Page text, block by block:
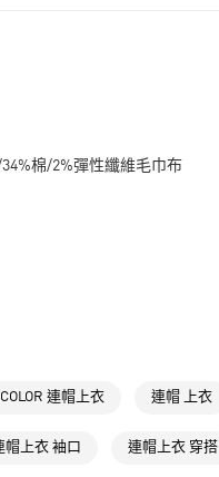
含以上)免運費
棉/2%彈性纖維毛巾布
連帽上衣 連帽 上衣
帽上衣 袖口 連帽上衣 穿搭